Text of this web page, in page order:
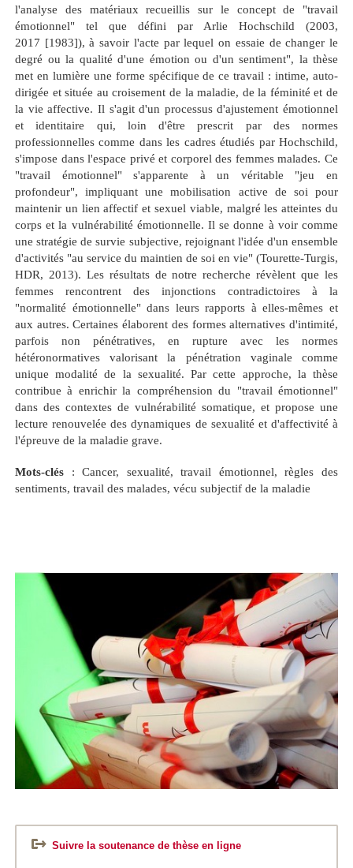
l'analyse des matériaux recueillis sur le concept de "travail
émotionnel" tel que défini par Arlie Hochschild (2003,
2017 [1983]), à savoir l'acte par lequel on essaie de changer le
degré ou la qualité d'une émotion ou d'un sentiment", la thèse
met en lumière une forme spécifique de ce travail : intime, auto-
dirigée et située au croisement de la maladie, de la féminité et de
la vie affective. Il s'agit d'un processus d'ajustement émotionnel
et identitaire qui, loin d'être prescrit par des normes
professionnelles comme dans les cadres étudiés par Hochschild,
s'impose dans l'espace privé et corporel des femmes malades. Ce
"travail émotionnel" s'apparente à un véritable "jeu en
profondeur", impliquant une mobilisation active de soi pour
maintenir un lien affectif et sexuel viable, malgré les atteintes du
corps et la vulnérabilité émotionnelle. Il se donne à voir comme
une stratégie de survie subjective, rejoignant l'idée d'un ensemble
d'activités "au service du maintien de soi en vie" (Tourette-Turgis,
HDR, 2013). Les résultats de notre recherche révèlent que les
femmes rencontrent des injonctions contradictoires à la
"normalité émotionnelle" dans leurs rapports à elles-mêmes et
aux autres. Certaines élaborent des formes alternatives d'intimité,
parfois non pénétratives, en rupture avec les normes
hétéronormatives valorisant la pénétration vaginale comme
unique modalité de la sexualité. Par cette approche, la thèse
contribue à enrichir la compréhension du "travail émotionnel"
dans des contextes de vulnérabilité somatique, et propose une
lecture renouvelée des dynamiques de sexualité et d'affectivité à
l'épreuve de la maladie grave.
Mots-clés : Cancer, sexualité, travail émotionnel, règles des
sentiments, travail des malades, vécu subjectif de la maladie
Suivre la soutenance de thèse en ligne